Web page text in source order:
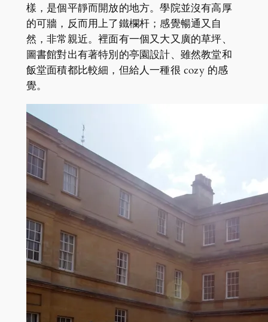
樣，是個平靜而開放的地方。學院並沒有高厚
的可牆，反而用上了鐵欄杆；感覺暢通又自
然，非常親近。裡面有一個又大又廣的草坪、
圖書館對出有著特別的亭園設計、雖然教堂和
飯堂面積都比較細，但給人一種很 cozy 的感
覺。